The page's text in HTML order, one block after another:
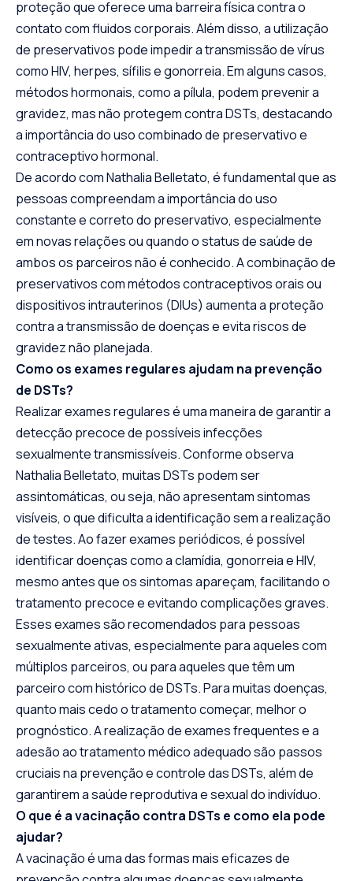
proteção que oferece uma barreira física contra o
contato com fluidos corporais. Além disso, a utilização
de preservativos pode impedir a transmissão de vírus
como HIV, herpes, sífilis e gonorreia. Em alguns casos,
métodos hormonais, como a pílula, podem prevenir a
gravidez, mas não protegem contra DSTs, destacando
a importância do uso combinado de preservativo e
contraceptivo hormonal.
De acordo com Nathalia Belletato, é fundamental que as
pessoas compreendam a importância do uso
constante e correto do preservativo, especialmente
em novas relações ou quando o status de saúde de
ambos os parceiros não é conhecido. A combinação de
preservativos com métodos contraceptivos orais ou
dispositivos intrauterinos (DIUs) aumenta a proteção
contra a transmissão de doenças e evita riscos de
gravidez não planejada.
Como os exames regulares ajudam na prevenção
de DSTs?
Realizar exames regulares é uma maneira de garantir a
detecção precoce de possíveis infecções
sexualmente transmissíveis. Conforme observa
Nathalia Belletato, muitas DSTs podem ser
assintomáticas, ou seja, não apresentam sintomas
visíveis, o que dificulta a identificação sem a realização
de testes. Ao fazer exames periódicos, é possível
identificar doenças como a clamídia, gonorreia e HIV,
mesmo antes que os sintomas apareçam, facilitando o
tratamento precoce e evitando complicações graves.
Esses exames são recomendados para pessoas
sexualmente ativas, especialmente para aqueles com
múltiplos parceiros, ou para aqueles que têm um
parceiro com histórico de DSTs. Para muitas doenças,
quanto mais cedo o tratamento começar, melhor o
prognóstico. A realização de exames frequentes e a
adesão ao tratamento médico adequado são passos
cruciais na prevenção e controle das DSTs, além de
garantirem a saúde reprodutiva e sexual do indivíduo.
O que é a vacinação contra DSTs e como ela pode
ajudar?
A vacinação é uma das formas mais eficazes de